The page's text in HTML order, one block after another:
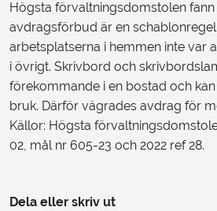
Högsta förvaltningsdomstolen fann
avdragsförbud är en
arbetsplatserna i hemmen inte var
i övrigt. Skrivbord och
förekommande i en bostad och
bruk. Därför vägrades avdrag för
Källor: Högsta
02, mål nr 605-23 och 2022 ref 28.
Dela eller skriv ut